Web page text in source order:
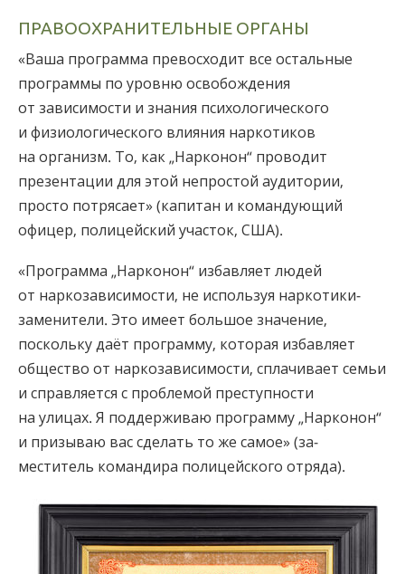
ПРАВООХРАНИТЕЛЬНЫЕ ОРГАНЫ
«Ваша программа превосходит все остальные
программы по уровню освобождения
от зависимости и знания психологического
и физиологического влияния наркотиков
на организм. То, как „Нарконон“ проводит
презентации для этой непростой аудитории,
просто потрясает» (капитан и командующий
офицер, полицейский участок, США).
«Программа „Нарконон“ избавляет людей
от наркозависимости, не используя наркотики-
заменители. Это имеет большое значение,
поскольку даёт программу, которая избавляет
общество от наркозависимости, сплачивает семьи
и справляется с проблемой преступности
на улицах. Я поддерживаю программу „Нарко­нон“
и призываю вас сделать то же самое» (за­
меститель командира полицейского отряда).